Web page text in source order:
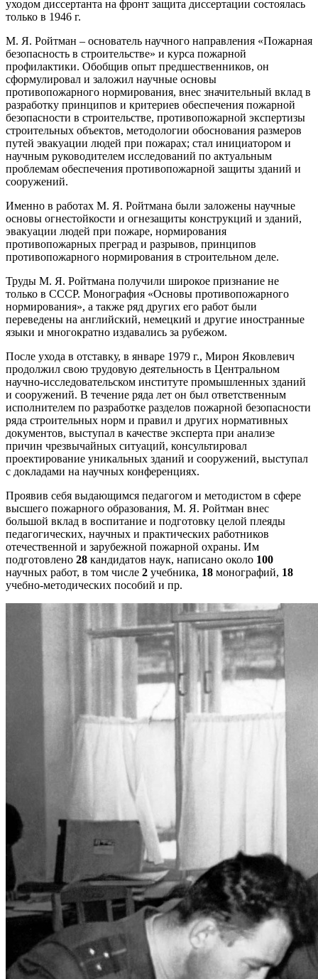
уходом диссертанта на фронт защита диссертации состоялась
только в 1946 г.
М. Я. Ройтман – основатель научного направления «Пожарная
безопасность в строительстве» и курса пожарной
профилактики. Обобщив опыт предшественников, он
сформулировал и заложил научные основы
противопожарного нормирования, внес значительный вклад в
разработку принципов и критериев обеспечения пожарной
безопасности в строительстве, противопожарной экспертизы
строительных объектов, методологии обоснования размеров
путей эвакуации людей при пожарах; стал инициатором и
научным руководителем исследований по актуальным
проблемам обеспечения противопожарной защиты зданий и
сооружений.
Именно в работах М. Я. Ройтмана были заложены научные
основы огнестойкости и огнезащиты конструкций и зданий,
эвакуации людей при пожаре, нормирования
противопожарных преград и разрывов, принципов
противопожарного нормирования в строительном деле.
Труды М. Я. Ройтмана получили широкое признание не
только в СССР. Монография «Основы противопожарного
нормирования», а также ряд других его работ были
переведены на английский, немецкий и другие иностранные
языки и многократно издавались за рубежом.
После ухода в отставку, в январе 1979 г., Мирон Яковлевич
продолжил свою трудовую деятельность в Центральном
научно-исследовательском институте промышленных зданий
и сооружений. В течение ряда лет он был ответственным
исполнителем по разработке разделов пожарной безопасности
ряда строительных норм и правил и других нормативных
документов, выступал в качестве эксперта при анализе
причин чрезвычайных ситуаций, консультировал
проектирование уникальных зданий и сооружений, выступал
с докладами на научных конференциях.
Проявив себя выдающимся педагогом и методистом в сфере
высшего пожарного образования, М. Я. Ройтман внес
большой вклад в воспитание и подготовку целой плеяды
педагогических, научных и практических работников
отечественной и зарубежной пожарной охраны. Им
подготовлено 28 кандидатов наук, написано около 100
научных работ, в том числе 2 учебника, 18 монографий, 18
учебно-методических пособий и пр.